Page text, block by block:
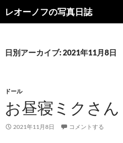
レオーノフの写真日誌
索
ン
キ
ッ
プ
日別アーカイブ: 2021年11月8日
ドール
お昼寝ミクさん
2021年11月8日 コメントする